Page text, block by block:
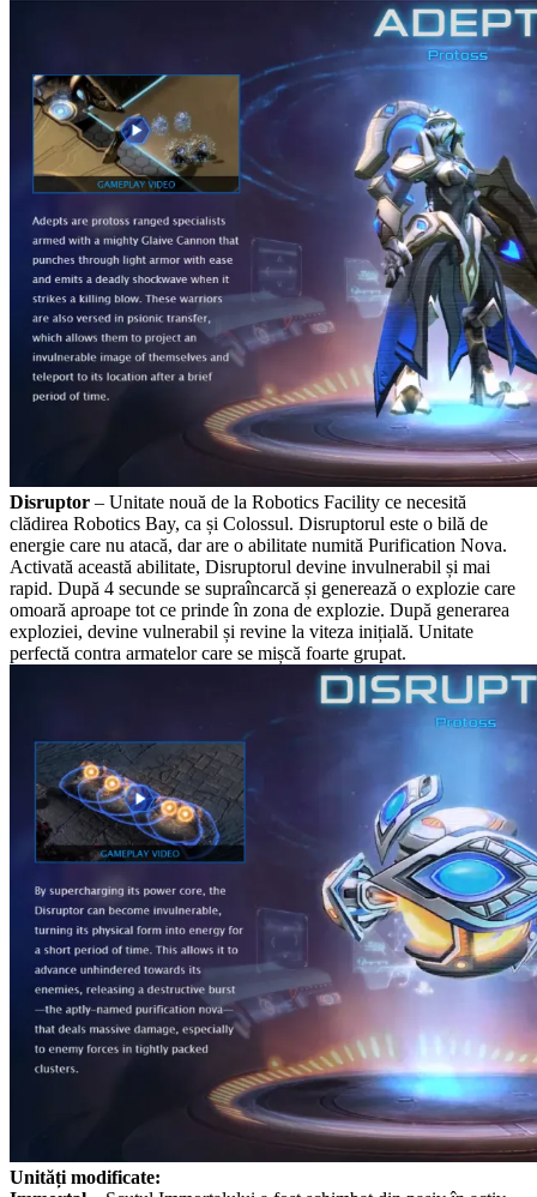
Disruptor – Unitate nouă de la Robotics Facility ce necesită
clădirea Robotics Bay, ca și Colossul. Disruptorul este o bilă de
energie care nu atacă, dar are o abilitate numită Purification Nova.
Activată această abilitate, Disruptorul devine invulnerabil și mai
rapid. După 4 secunde se supraîncarcă și generează o explozie care
omoară aproape tot ce prinde în zona de explozie. După generarea
exploziei, devine vulnerabil și revine la viteza inițială. Unitate
perfectă contra armatelor care se mișcă foarte grupat.
Unități modificate: